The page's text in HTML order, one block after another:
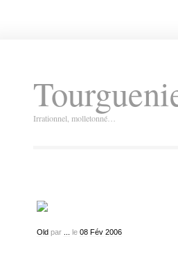
Irrationnel, molletonné…
Oldpar le 08 Fév 2006